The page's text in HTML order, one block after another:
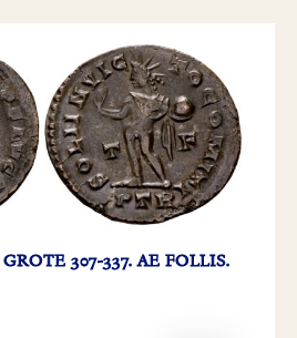
307-337. AE FOLLIS.